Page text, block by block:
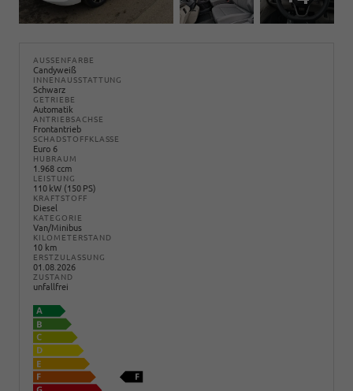
AUSSENFARBE
Candyweiß
INNENAUSSTATTUNG
Schwarz
GETRIEBE
Automatik
ANTRIEBSACHSE
Frontantrieb
SCHADSTOFFKLASSE
Euro 6
HUBRAUM
1.968 ccm
LEISTUNG
110 kW (150 PS)
KRAFTSTOFF
Diesel
KATEGORIE
Van/Minibus
KILOMETERSTAND
10 km
ERSTZULASSUNG
01.08.2026
ZUSTAND
unfallfrei